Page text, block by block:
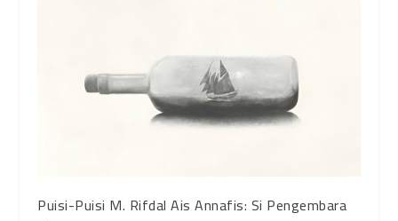
Puisi-Puisi M. Rifdal Ais Annafis: Si Pengembara